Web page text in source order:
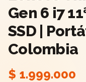
Gen 6 i7
SSD |
Colombia
$ 1.999.000